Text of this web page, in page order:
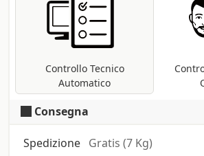
Controllo Tecnico
Automatico
font; conversione nel profilo di
CMYK se presenti metodi
Pantoni, etc ...).
Consegna
Spedizione Gratis (7 Kg)